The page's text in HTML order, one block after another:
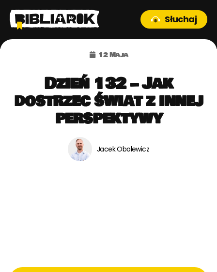
Słuchaj
12 maja
Dzień 132 – Jak
dostrzec świat z innej
perspektywy
Jacek Obolewicz